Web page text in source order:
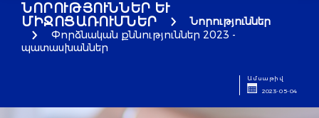
ՆՈՐՈՒԹՅՈՒՆՆԵՐ ԵՒ Մ
ԻՋՈՑԱՌՈՒՄՆԵՐ
Նորություններ
Փորձնական քննություններ 2023 -
պատասխաններ
Ամսաթիվ
2023-05-04